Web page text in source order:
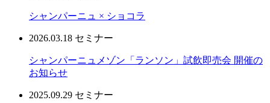
シャンパーニュ × ショコラ
2026.03.18 セミナー
シャンパーニュメゾン「ランソン」試飲即売会 開催の
お知らせ
2025.09.29 セミナー